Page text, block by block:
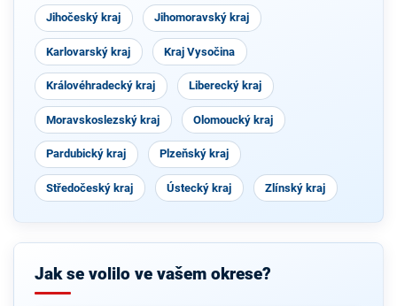
Jihočeský kraj Jihomoravský kraj
Karlovarský kraj Kraj Vysočina
Královéhradecký kraj Liberecký kraj
Moravskoslezský kraj Olomoucký kraj
Pardubický kraj Plzeňský kraj
Středočeský kraj Ústecký kraj Zlínský kraj
Jak se volilo ve vašem okrese?